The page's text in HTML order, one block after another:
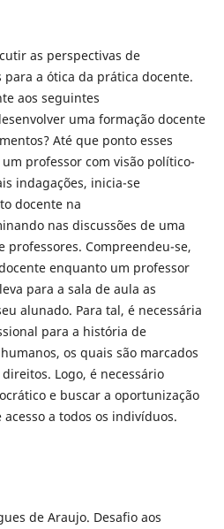
as perspectivas de
a ótica da prática docente.
aos seguintes
uma formação docente
Até que ponto esses
professor com visão político-
indagações, inicia-se
docente na
nas discussões de uma
professores. Compreendeu-se,
enquanto um professor
para a sala de aula as
alunado. Para tal, é necessária
para a história de
os quais são marcados
Logo, é necessário
e buscar a oportunização
a todos os indivíduos.
de Araujo. Desafio aos